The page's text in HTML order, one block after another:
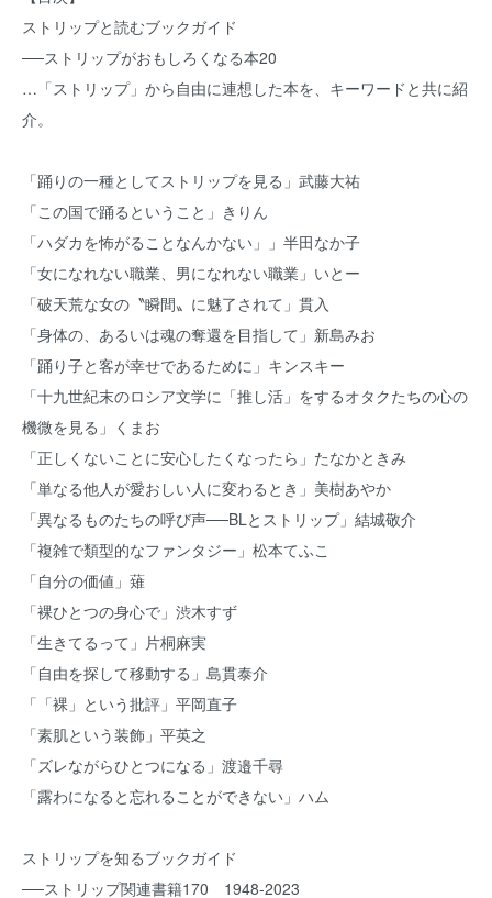
ストリップと読むブックガイド
──ストリップがおもしろくなる本20
…「ストリップ」から自由に連想した本を、キーワードと共に紹
介。
「踊りの一種としてストリップを見る」武藤大祐
「この国で踊るということ」きりん
「ハダカを怖がることなんかない」」半田なか子
「女になれない職業、男になれない職業」いとー
「破天荒な女の〝瞬間〟に魅了されて」貫入
「身体の、あるいは魂の奪還を目指して」新島みお
「踊り子と客が幸せであるために」キンスキー
「十九世紀末のロシア文学に「推し活」をするオタクたちの心の
機微を見る」くまお
「正しくないことに安心したくなったら」たなかときみ
「単なる他人が愛おしい人に変わるとき」美樹あやか
「異なるものたちの呼び声──BLとストリップ」結城敬介
「複雑で類型的なファンタジー」松本てふこ
「自分の価値」薙
「裸ひとつの身心で」渋木すず
「生きてるって」片桐麻実
「自由を探して移動する」島貫泰介
「「裸」という批評」平岡直子
「素肌という装飾」平英之
「ズレながらひとつになる」渡邉千尋
「露わになると忘れることができない」ハム
ストリップを知るブックガイド
──ストリップ関連書籍170 1948-2023